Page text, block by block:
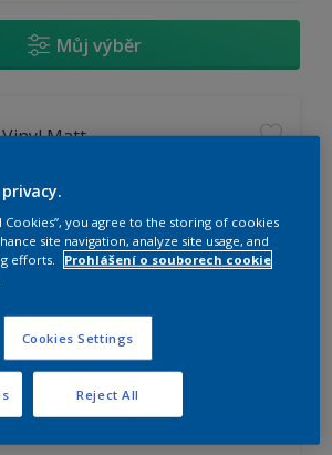
Můj výběr
Matt
Omyvatelný
Vysoká otěruodolnost
Extrémní vydatnost
Cookies”, you agree to the storing of cookies
site navigation, analyze site usage, and
efforts.
Prohlášení o souborech cookie
Cookies Settings
Reject All